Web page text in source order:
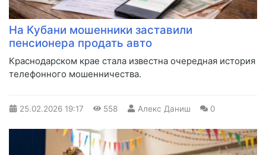
На Кубани мошенники заставили
пенсионера продать авто
Краснодарском крае стала известна очередная история
телефонного мошенничества.
25.02.2026 19:17 558 Алекс Даниш 0